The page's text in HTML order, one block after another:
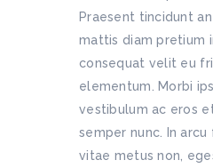
Praesent tincidunt
mattis diam pretium
consequat velit eu
elementum. Morbi
vestibulum ac eros
semper nunc. In
vitae metus non,